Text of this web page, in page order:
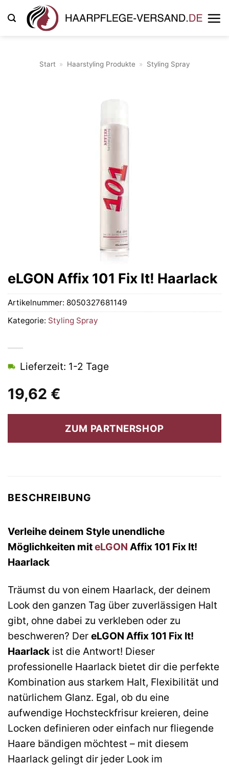
Inhalt
Start » Haarstyling Produkte » Styling Spray
eLGON Affix 101 Fix It! Haarlack
19,62 €
Lieferzeit: 1-2 Tage
ZUM PARTNERSHOP
Artikelnummer: 8050327681149
Kategorie: Styling Spray
BESCHREIBUNG
Verleihe deinem Style unendliche
Möglichkeiten miteLGON Affix 101 Fix It!
Haarlack
Träumst du von einem Haarlack, der deinem
Look den ganzen Tag über zuverlässigen Halt
gibt, ohne dabei zu verkleben oder zu
beschweren? Der eLGON Affix 101 Fix It!
Haarlack ist die Antwort! Dieser
professionelle Haarlack bietet dir die perfekte
Kombination aus starkem Halt, Flexibilität und
natürlichem Glanz. Egal, ob du eine
aufwendige Hochsteckfrisur kreieren, deine
Locken definieren oder einfach nur fliegende
Haare bändigen möchtest – mit diesem
Haarlack gelingt dir jeder Look im